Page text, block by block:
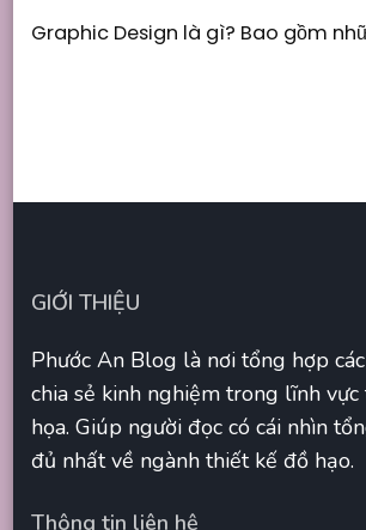
Graphic Design là gì? Bao gồm
GIỚI THIỆU
Phước An Blog là nơi tổng hợp
chia sẻ kinh nghiệm trong lĩnh
họa. Giúp người đọc có cái nhìn
đủ nhất về ngành thiết kế đồ hạo.
Thông tin liên hệ